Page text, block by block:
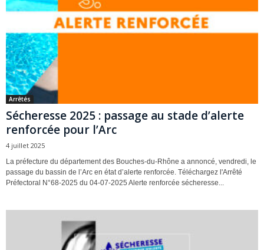
Arrêtés
Sécheresse 2025 : passage au stade d’alerte
renforcée pour l’Arc
4 juillet 2025
La préfecture du département des Bouches-du-Rhône a annoncé, vendredi, le
passage du bassin de l’Arc en état d’alerte renforcée. Téléchargez l'Arrêté
Préfectoral N°68-2025 du 04-07-2025 Alerte renforcée sécheresse...